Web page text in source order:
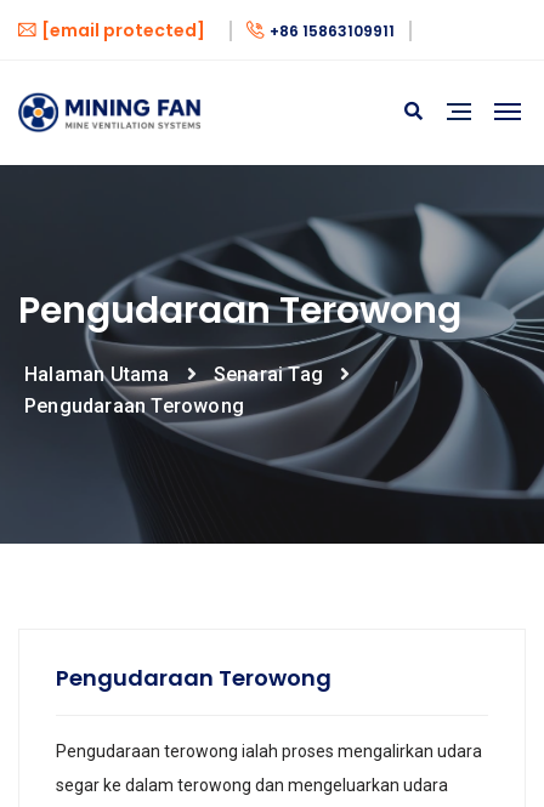
[email protected] +86 15863109911
Pengudaraan Terowong
Halaman Utama
Senarai Tag
Pengudaraan Terowong
Pengudaraan Terowong
Pengudaraan terowong ialah proses mengalirkan udara
segar ke dalam terowong dan mengeluarkan udara